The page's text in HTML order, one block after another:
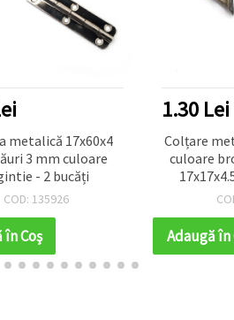
metalică 17x60x4
3 mm culoare
- 2 bucăți
COD: 135926
în Coş
1.30 Lei
Colțare
culoare
ideale
cărți
DIY/
Adaugă în